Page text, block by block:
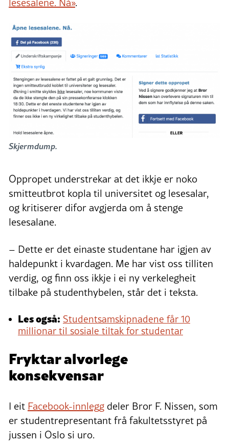
Skjermdump.
Oppropet understrekar at det ikkje er noko
smitteutbrot kopla til universitet og lesesalar,
og kritiserer difor avgjerda om å stenge
lesesalane.
– Dette er det einaste studentane har igjen av
haldepunkt i kvardagen. Me har vist oss tilliten
verdig, og finn oss ikkje i ei ny verkelegheit
tilbake på studenthybelen, står det i teksta.
Les også: Studentsamskipnadene får 10
millionar til sosiale tiltak for studentar
Fryktar alvorlege
konsekvensar
I eit Facebook-innlegg deler Bror F. Nissen, som
er studentrepresentant frå fakultetsstyret på
jussen i Oslo si uro.